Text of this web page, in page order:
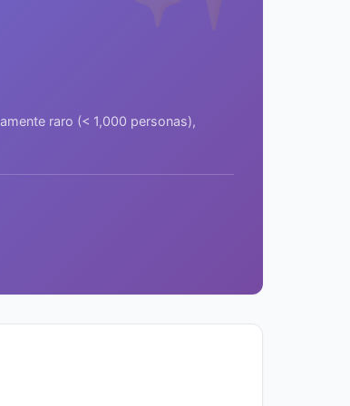
raro (< 1,000 personas),